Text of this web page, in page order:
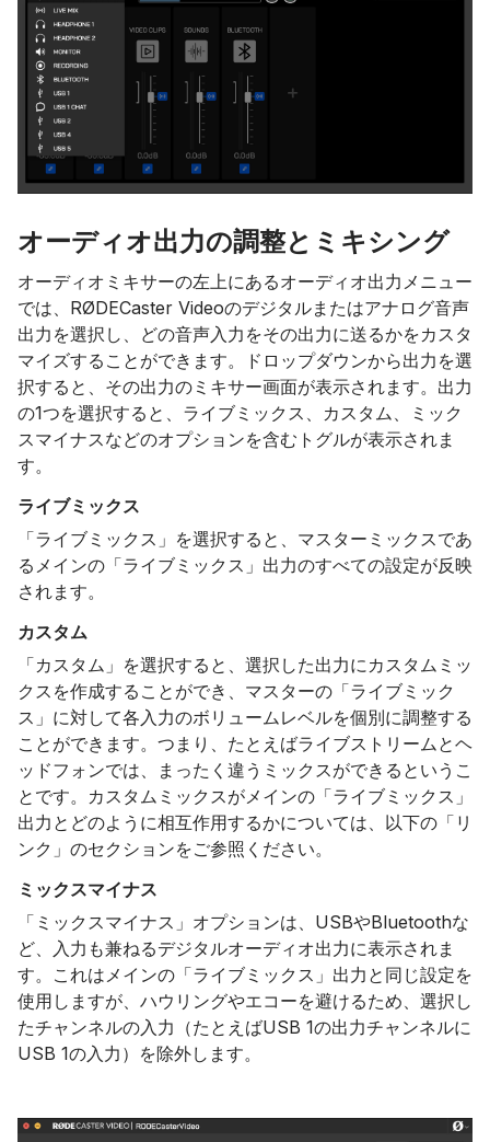
オーディオ出力の調整とミキシング
オーディオミキサーの左上にあるオーディオ出力メニュー
では、RØDECaster Videoのデジタルまたはアナログ音声
出力を選択し、どの音声入力をその出力に送るかをカスタ
マイズすることができます。ドロップダウンから出力を選
択すると、その出力のミキサー画面が表示されます。出力
の1つを選択すると、ライブミックス、カスタム、ミック
スマイナスなどのオプションを含むトグルが表示されま
す。
ライブミックス
「ライブミックス」を選択すると、マスターミックスであ
るメインの「ライブミックス」出力のすべての設定が反映
されます。
カスタム
「カスタム」を選択すると、選択した出力にカスタムミッ
クスを作成することができ、マスターの「ライブミック
ス」に対して各入力のボリュームレベルを個別に調整する
ことができます。つまり、たとえばライブストリームとヘ
ッドフォンでは、まったく違うミックスができるというこ
とです。カスタムミックスがメインの「ライブミックス」
出力とどのように相互作用するかについては、以下の「リ
ンク」のセクションをご参照ください。
ミックスマイナス
「ミックスマイナス」オプションは、USBやBluetoothな
ど、入力も兼ねるデジタルオーディオ出力に表示されま
す。これはメインの「ライブミックス」出力と同じ設定を
使用しますが、ハウリングやエコーを避けるため、選択し
たチャンネルの入力（たとえばUSB 1の出力チャンネルに
USB 1の入力）を除外します。